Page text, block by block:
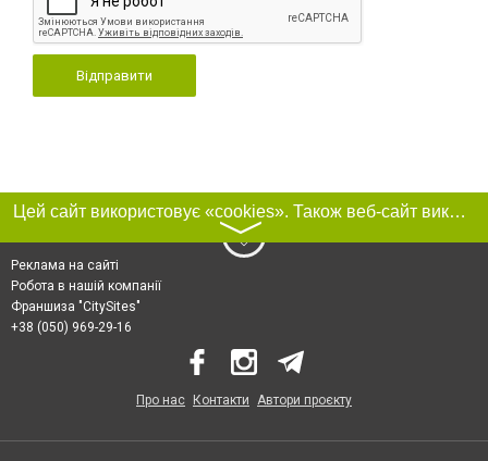
Відправити
Цей сайт використовує «cookies». Також веб-сайт використовує інтернет-сервіс для збору технічних даних стосовно відвідувачів з метою отримання маркетингової та статистичної інформації. Умови обробки даних відвідувачів сайту див.
〉
Реклама на сайті
Робота в нашій компанії
Франшиза "CitySites"
+38 (050) 969-29-16
Про нас Контакти Автори проєкту